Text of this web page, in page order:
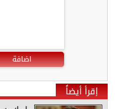
اضافة
إقرأ أيضاً